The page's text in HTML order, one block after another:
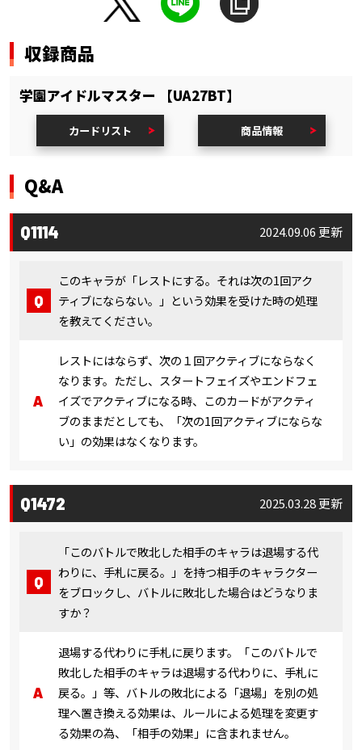
収録商品
学園アイドルマスター 【UA27BT】
カードリスト 商品情報
Q&A
Q1114 2024.09.06 更新
このキャラが「レストにする。それは次の1回アク
ティブにならない。」という効果を受けた時の処理
を教えてください。
レストにはならず、次の１回アクティブにならなく
なります。ただし、スタートフェイズやエンドフェ
イズでアクティブになる時、このカードがアクティ
ブのままだとしても、「次の1回アクティブにならな
い」の効果はなくなります。
Q1472 2025.03.28 更新
「このバトルで敗北した相手のキャラは退場する代
わりに、手札に戻る。」を持つ相手のキャラクター
をブロックし、バトルに敗北した場合はどうなりま
すか？
退場する代わりに手札に戻ります。「このバトルで
敗北した相手のキャラは退場する代わりに、手札に
戻る。」等、バトルの敗北による「退場」を別の処
理へ置き換える効果は、ルールによる処理を変更す
る効果の為、「相手の効果」に含まれません。